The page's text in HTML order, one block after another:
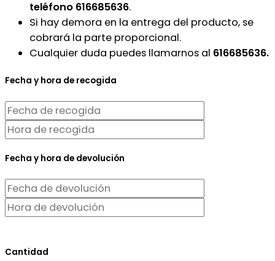
teléfono 616685636.
Si hay demora en la entrega del producto, se
cobrará la parte proporcional.
Cualquier duda puedes llamarnos al 616685636.
Fecha y hora de recogida
Fecha y hora de devolución
Cantidad